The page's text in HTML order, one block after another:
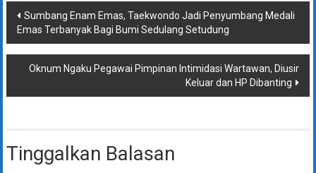
Navigasi
pos
Sumbang Enam Emas, Taekwondo Jadi Penyumbang Medali
Emas Terbanyak Bagi Bumi Sedulang Setudung
Oknum Ngaku Pegawai Pimpinan Intimidasi Wartawan, Diusir
Keluar dan HP Dibanting
Tinggalkan Balasan